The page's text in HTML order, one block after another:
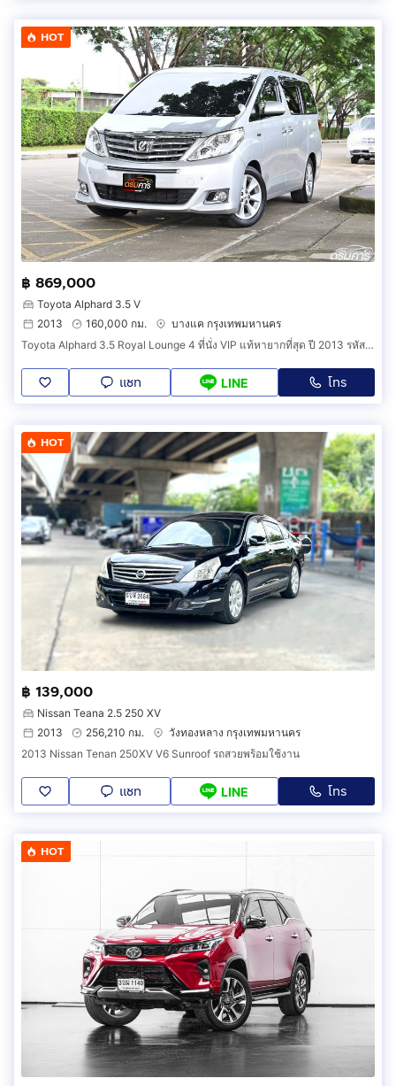
HOT
฿ 869,000
Toyota Alphard 3.5 V
2013
160,000 กม.
บางแค กรุงเทพมหานคร
Toyota Alphard 3.5 Royal Lounge 4 ที่นั่ง VIP แท้หายากที่สุด ปี 2013 รหัสสินค้า BCIC
แชท LINE โทร
HOT
฿ 139,000
Nissan Teana 2.5 250 XV
2013
256,210 กม.
วังทองหลาง กรุงเทพมหานคร
2013 Nissan Tenan 250XV V6 Sunroof รถสวยพร้อมใช้งาน
แชท LINE โทร
HOT